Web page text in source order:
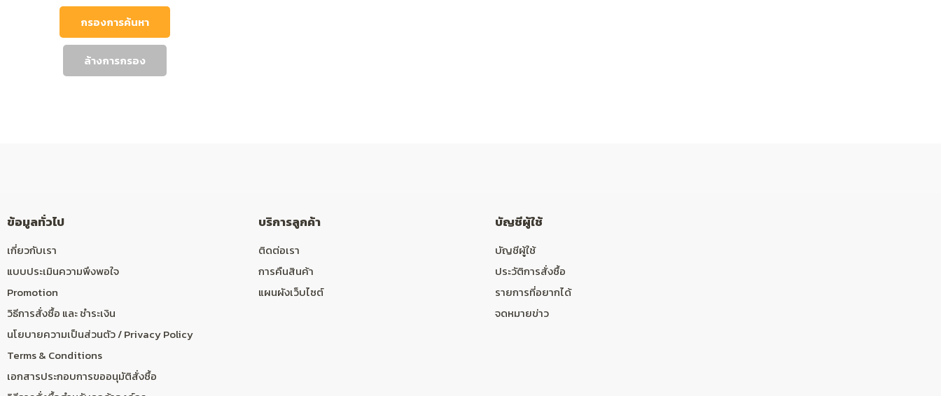
กรองการค้นหา
ล้างการกรอง
ข้อมูลทั่วไป
เกี่ยวกับเรา
แบบประเมินความพึงพอใจ
Promotion
วิธีการสั่งซื้อ และ ชำระเงิน
นโยบายความเป็นส่วนตัว / Privacy Policy
Terms & Conditions
เอกสารประกอบการขออนุมัติสั่งซื้อ
บริการลูกค้า
ติดต่อเรา
การคืนสินค้า
แผนผังเว็บไซต์
บัญชีผู้ใช้
บัญชีผู้ใช้
ประวัติการสั่งซื้อ
รายการที่อยากได้
จดหมายข่าว